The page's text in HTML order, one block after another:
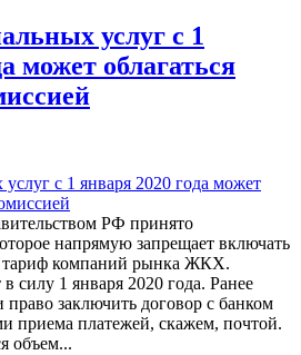
услуг с 1
может облагаться
РФ принято
напрямую запрещает включать
тариф компаний рынка ЖКХ.
силу 1 января 2020 года. Ранее
заключить договор с банком
приема платежей, скажем, почтой.
объем...